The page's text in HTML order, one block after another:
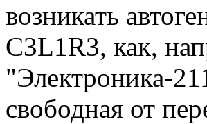
возникать
C3L1R3, как,
"Электроника-
свободная от